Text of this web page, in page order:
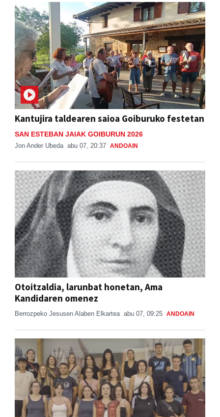
Kantujira taldearen saioa Goiburuko festetan
SAN ESTEBAN JAIAK GOIBURUN 2026
Jon Ander Ubeda abu 07, 20:37 ANDOAIN
Otoitzaldia, larunbat honetan, Ama
Kandidaren omenez
Berrozpeko Jesusen Alaben Elkartea abu 07, 09:25 ANDOAIN